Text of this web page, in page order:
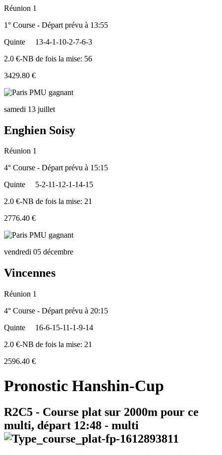
Réunion 1
1° Course - Départ prévu à 13:55
Quinte
13-4-1-10-2-7-6-3
2.0 €-NB de fois la mise: 56
3429.80 €
samedi 13 juillet
Enghien Soisy
Réunion 1
4° Course - Départ prévu à 15:15
Quinte
5-2-11-12-1-14-15
2.0 €-NB de fois la mise: 21
2776.40 €
vendredi 05 décembre
Vincennes
Réunion 1
4° Course - Départ prévu à 20:15
Quinte
16-6-15-11-1-9-14
2.0 €-NB de fois la mise: 21
2596.40 €
Pronostic Hanshin-Cup
R2C5 - Course plat sur 2000m pour ce
multi, départ 12:48 - multi